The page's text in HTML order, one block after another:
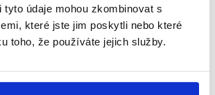
tyto údaje mohou zkombinovat s
které jste jim poskytli nebo které
toho, že používáte jejich služby.
jako nepravdivý.
v kontaktu